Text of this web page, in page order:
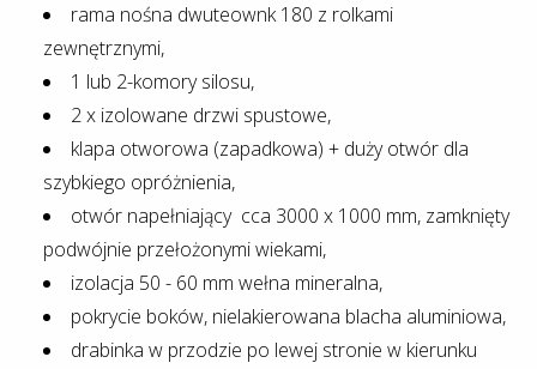
rama nośna dwuteownk 180 z rolkami
zewnętrznymi,
1 lub 2-komory silosu,
2 x izolowane drzwi spustowe,
klapa otworowa (zapadkowa) + duży otwór dla
szybkiego opróżnienia,
otwór napełniający cca 3000 x 1000 mm, zamknięty
podwójnie przełożonymi wiekami,
izolacja 50 - 60 mm wełna mineralna,
pokrycie boków, nielakierowana blacha aluminiowa,
drabinka w przodzie po lewej stronie w kierunku